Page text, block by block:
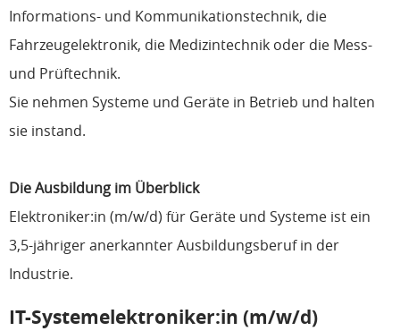
Informations- und Kommunikationstechnik, die
Fahrzeugelektronik, die Medizintechnik oder die Mess-
und Prüftechnik.
Sie nehmen Systeme und Geräte in Betrieb und halten
sie instand.
Die Ausbildung im Überblick
Elektroniker:in (m/w/d) für Geräte und Systeme ist ein
3,5-jähriger anerkannter Ausbildungsberuf in der
Industrie.
IT-Systemelektroniker:in (m/w/d)